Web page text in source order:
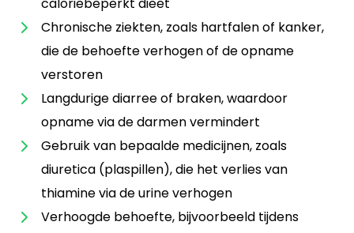
Chronische ziekten, zoals hartfalen of kanker,
die de behoefte verhogen of de opname
verstoren
Langdurige diarree of braken, waardoor
opname via de darmen vermindert
Gebruik van bepaalde medicijnen, zoals
diuretica (plaspillen), die het verlies van
thiamine via de urine verhogen
Verhoogde behoefte, bijvoorbeeld tijdens